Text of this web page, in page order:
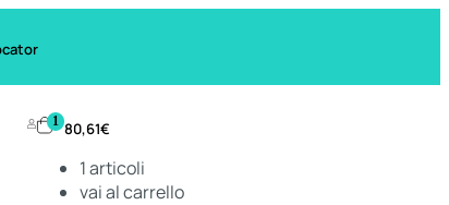
1 80,61€
1articoli
vai al carrello